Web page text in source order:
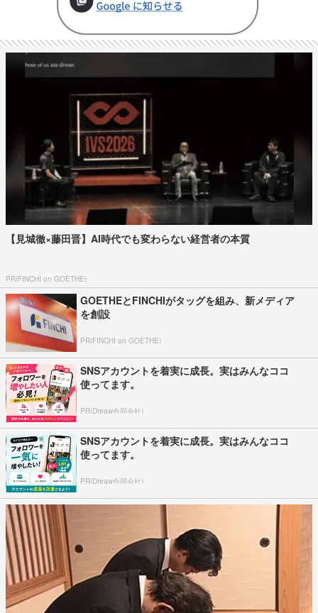
【見城徹×藤田晋】AI時代でも変わらない経営者の本質
PR(FINCHI on GOETHE)
GOETHEとFINCHIがタッグを組み、新メディア
を創設
PR(FINCHI on GOETHE)
SNSアカウントを着実に成長。実はみんなココ
使ってます。
PR(Dreaw合同会社)
SNSアカウントを着実に成長。実はみんなココ
使ってます。
PR(Dreaw合同会社)